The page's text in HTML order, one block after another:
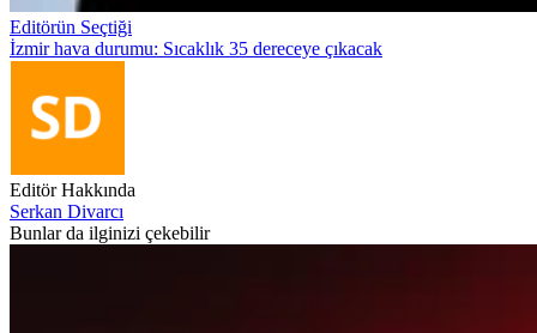
Editörün Seçtiği
İzmir hava durumu: Sıcaklık 35 dereceye çıkacak
Editör Hakkında
Serkan Divarcı
Bunlar da ilginizi çekebilir